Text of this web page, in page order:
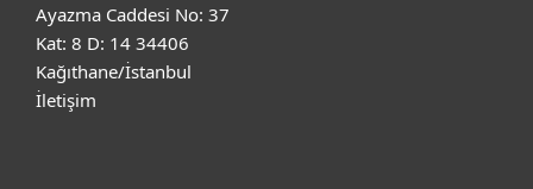
Ayazma Caddesi No: 37
Kat: 8 D: 14 34406
Kağıthane/İstanbul
İletişim